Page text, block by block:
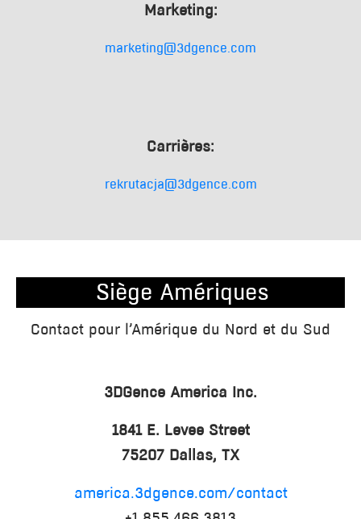
Marketing:
marketing@3dgence.com
Carrières:
rekrutacja@3dgence.com
Siège Amériques
Contact pour l’Amérique du Nord et du Sud
3DGence America Inc.
1841 E. Levee Street
75207 Dallas, TX
america.3dgence.com/contact